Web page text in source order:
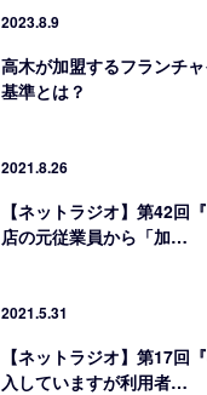
2023.8.9
高木が加盟するフランチ
基準とは？
2021.8.26
【ネットラジオ】第42回
店の元従業員から「加…
2021.5.31
【ネットラジオ】第17回
入していますが利用者…